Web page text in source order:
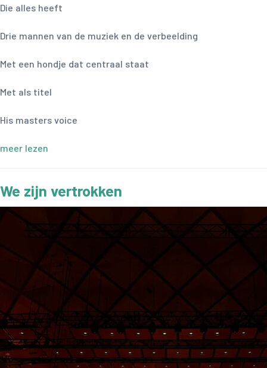
Die alles heeft
Drie mannen van de muziek en de verbeelding
Met een hondje dat centraal staat
Met als titel
His masters voice
meer lezen
We zijn vertrokken